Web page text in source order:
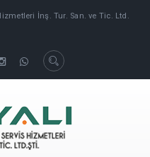
İnş. Tur. San. ve Tic. Ltd.